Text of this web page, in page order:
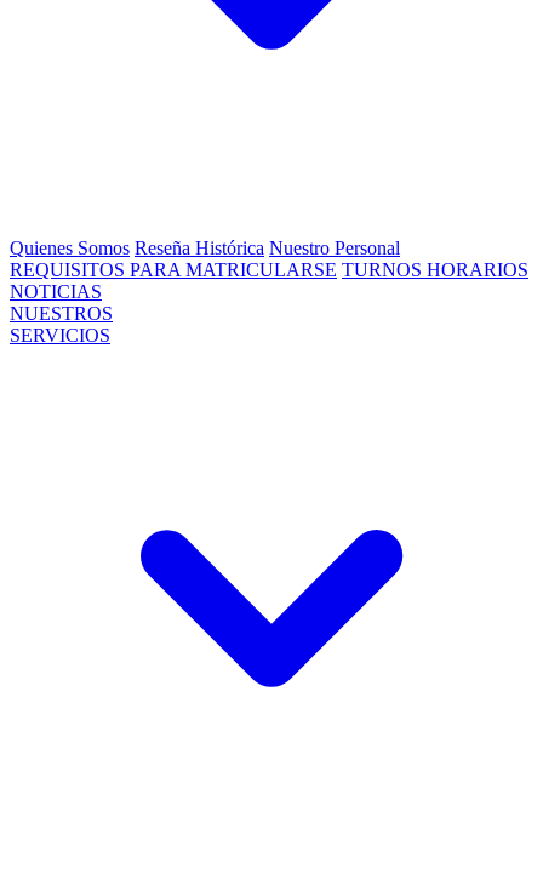
Quienes Somos Reseña Histórica Nuestro Personal
REQUISITOS PARA MATRICULARSE TURNOS HORARIOS
NOTICIAS
NUESTROS
SERVICIOS